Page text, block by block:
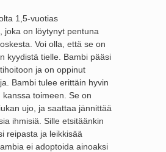
1,5-vuotias
joka on löytynyt pentuna
Voi olla, että se on
kyydistä tielle. Bambi pääsi
ja on oppinut
Bambi tulee erittäin hyvin
kanssa toimeen. Se on
ujo, ja saattaa jännittää
ihmisiä. Sille etsitäänkin
reipasta ja leikkisää
ei adoptoida ainoaksi